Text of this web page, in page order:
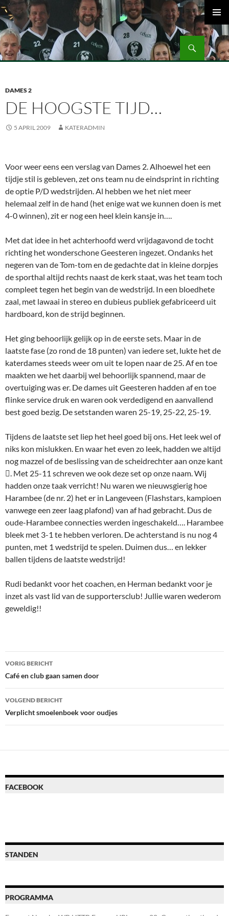
Ga
naar
de
inhoud
Volleybalvereniging Vips Bardot
Zoeken
MENU
DAMES 2
DE HOOGSTE TIJD…
5 APRIL 2009 KATERADMIN
Voor weer eens een verslag van Dames 2. Alhoewel het een
tijdje stil is gebleven, zet ons team nu de eindsprint in richting
de optie P/D wedstrijden. Al hebben we het niet meer
helemaal zelf in de hand (het enige wat we kunnen doen is met
4-0 winnen), zit er nog een heel klein kansje in….
Met dat idee in het achterhoofd werd vrijdagavond de tocht
richting het wonderschone Geesteren ingezet. Ondanks het
negeren van de Tom-tom en de gedachte dat in kleine dorpjes
de sporthal altijd rechts naast de kerk staat, was het team toch
compleet tegen het begin van de wedstrijd. In een bloedhete
zaal, met lawaai in stereo en dubieus publiek gefabriceerd uit
hardboard, kon de strijd beginnen.
Het ging behoorlijk gelijk op in de eerste sets. Maar in de
laatste fase (zo rond de 18 punten) van iedere set, lukte het de
katerdames steeds weer om uit te lopen naar de 25. Af en toe
maakten we het daarbij wel behoorlijk spannend, maar de
overtuiging was er. De dames uit Geesteren hadden af en toe
flinke service druk en waren ook verdedigend en aanvallend
best goed bezig. De setstanden waren 25-19, 25-22, 25-19.
Tijdens de laatste set liep het heel goed bij ons. Het leek wel of
niks kon mislukken. En waar het even zo leek, hadden we altijd
nog mazzel of de beslissing van de scheidrechter aan onze kant
. Met 25-11 schreven we ook deze set op onze naam. Wij
hadden onze taak verricht! Nu waren we nieuwsgierig hoe
Harambee (de nr. 2) het er in Langeveen (Flashstars, kampioen
vanwege een zeer laag plafond) van af had gebracht. Dus de
oude-Harambee connecties werden ingeschakeld…. Harambee
bleek met 3-1 te hebben verloren. De achterstand is nu nog 4
punten, met 1 wedstrijd te spelen. Duimen dus… en lekker
ballen tijdens de laatste wedstrijd!
Rudi bedankt voor het coachen, en Herman bedankt voor je
inzet als vast lid van de supportersclub! Jullie waren wederom
geweldig!!
Bericht
navigatie
VORIG BERICHT
Café en club gaan samen door
VOLGEND BERICHT
Verplicht smoelenboek voor oudjes
FACEBOOK
STANDEN
PROGRAMMA